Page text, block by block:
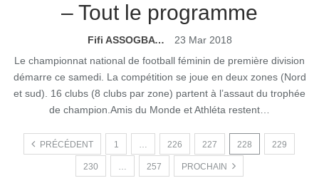
– Tout le programme
Fifi ASSOGBAVI
23 Mar 2018
Le championnat national de football féminin de première division
démarre ce samedi. La compétition se joue en deux zones (Nord
et sud). 16 clubs (8 clubs par zone) partent à l’assaut du trophée
de champion.Amis du Monde et Athléta restent…
PRÉCÉDENT 1 … 226 227 228 229
230 … 257 PROCHAIN